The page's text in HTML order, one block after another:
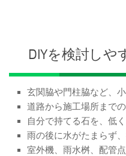
DIYを検討しや
玄関脇や門柱脇など、
道路から施工場所まで
自分で持てる石を、低
雨の後に水がたまらず
室外機、雨水桝、配管